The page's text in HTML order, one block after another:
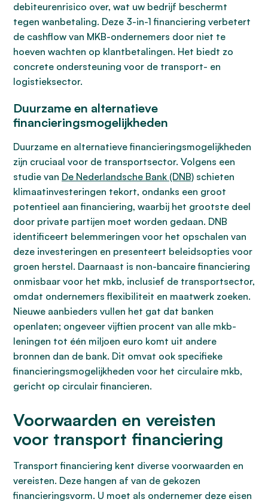
debiteurenrisico over, wat uw bedrijf beschermt
tegen wanbetaling. Deze 3-in-1 financiering verbetert
de cashflow van MKB-ondernemers door niet te
hoeven wachten op klantbetalingen. Het biedt zo
concrete ondersteuning voor de transport- en
logistieksector.
Duurzame en alternatieve
financieringsmogelijkheden
Duurzame en alternatieve financieringsmogelijkheden
zijn cruciaal voor de transportsector. Volgens een
studie van De Nederlandsche Bank (DNB) schieten
klimaatinvesteringen tekort, ondanks een groot
potentieel aan financiering, waarbij het grootste deel
door private partijen moet worden gedaan. DNB
identificeert belemmeringen voor het opschalen van
deze investeringen en presenteert beleidsopties voor
groen herstel. Daarnaast is non-bancaire financiering
onmisbaar voor het mkb, inclusief de transportsector,
omdat ondernemers flexibiliteit en maatwerk zoeken.
Nieuwe aanbieders vullen het gat dat banken
openlaten; ongeveer vijftien procent van alle mkb-
leningen tot één miljoen euro komt uit andere
bronnen dan de bank. Dit omvat ook specifieke
financieringsmogelijkheden voor het circulaire mkb,
gericht op circulair financieren.
Voorwaarden en vereisten
voor transport financiering
Transport financiering kent diverse voorwaarden en
vereisten. Deze hangen af van de gekozen
financieringsvorm. U moet als ondernemer deze eisen